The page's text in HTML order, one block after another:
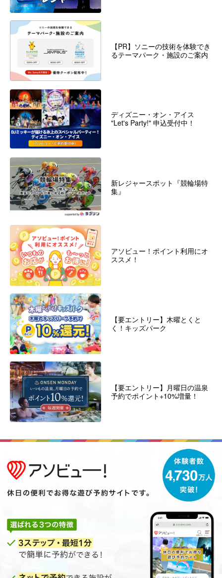
【PR】ソニーの技術を体験でき
るテーマパーク・施設のご案内
ディズニー・オン・アイス
"Let's Party!" 申込受付中！
新レジャースポット『競輪場特
集』
アソビュー！ポイント利用にオ
ススメ！
【要エントリー】木曜とくと
く！キッズパーク
【要エントリー】月曜日の温泉
予約でポイント+10%増量！